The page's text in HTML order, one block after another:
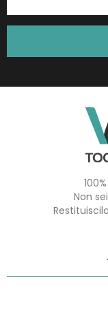
Non